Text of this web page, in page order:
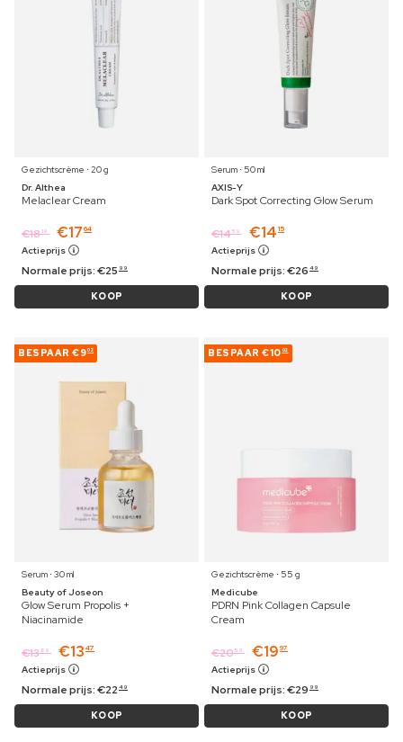
Gezichtscrème ⋅ 20 g
Dr. Althea
Melaclear Cream
€1819 €17 64
Actieprijs
Normale prijs:€25 99
KOOP
Serum ⋅ 50 ml
AXIS-Y
Dark Spot Correcting Glow Serum
€1459 €14 15
Actieprijs
Normale prijs:€26 49
KOOP
BESPAAR €902
Serum ⋅ 30 ml
Beauty of Joseon
Glow Serum Propolis +
Niacinamide
€13 89 €13 47
Actieprijs
Normale prijs:€22 49
KOOP
BESPAAR €10 02
Gezichtscrème ⋅ 55 g
Medicube
PDRN Pink Collagen Capsule
Cream
€2059 €19 97
Actieprijs
Normale prijs:€29 99
KOOP